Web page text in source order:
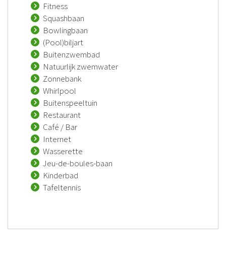
Fitness
Squashbaan
Bowlingbaan
(Pool)biljart
Buitenzwembad
Natuurlijk zwemwater
Zonnebank
Whirlpool
Buitenspeeltuin
Restaurant
Café / Bar
Internet
Wasserette
Jeu-de-boules-baan
Kinderbad
Tafeltennis